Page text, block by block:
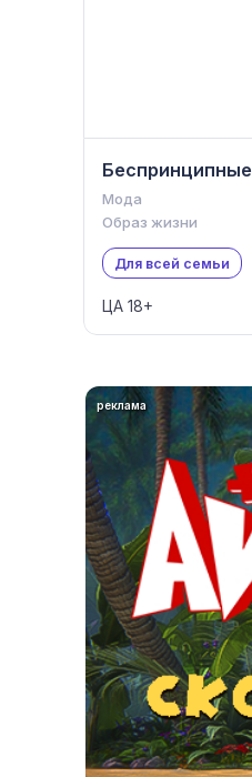
Беспринципные
Мода
Образ жизни
Для всей семьи
ЦА 18+
реклама